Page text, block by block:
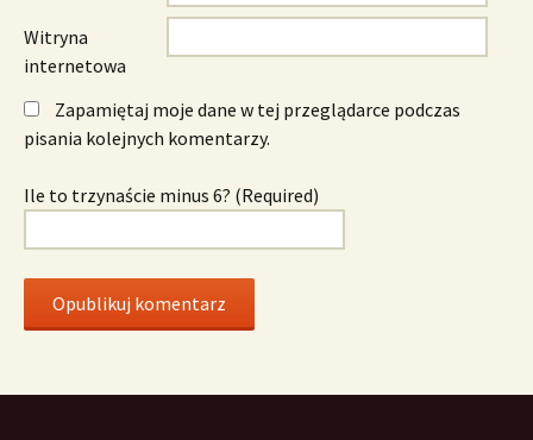
Witryna
internetowa
Zapamiętaj moje dane w tej przeglądarce podczas
pisania kolejnych komentarzy.
Ile to trzynaście minus 6? (Required)